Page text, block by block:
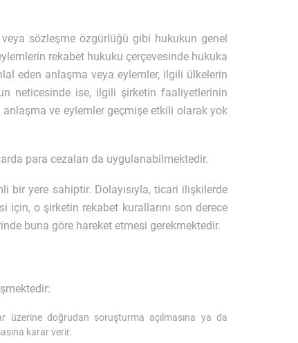
veya sözleşme özgürlüğü gibi hukukun genel
rekabet hukuku çerçevesinde hukuka
eden anlaşma veya eylemler, ilgili ülkelerin
neticesinde ise, ilgili şirketin faaliyetlerinin
ve eylemler geçmişe etkili olarak yok
para cezaları da uygulanabilmektedir.
bir yere sahiptir. Dolayısıyla, ticari ilişkilerde
o şirketin rekabet kurallarını son derece
buna göre hareket etmesi gerekmektedir.
üzerine doğrudan soruşturma açılmasına ya da
karar verir.